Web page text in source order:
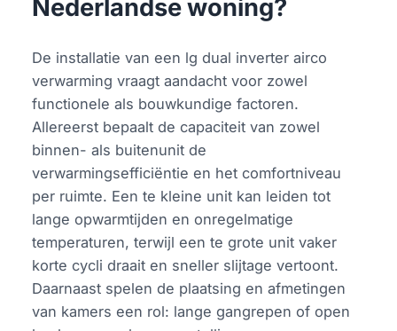
Nederlandse woning?
De installatie van een lg dual inverter airco
verwarming vraagt aandacht voor zowel
functionele als bouwkundige factoren.
Allereerst bepaalt de capaciteit van zowel
binnen- als buitenunit de
verwarmingsefficiëntie en het comfortniveau
per ruimte. Een te kleine unit kan leiden tot
lange opwarmtijden en onregelmatige
temperaturen, terwijl een te grote unit vaker
korte cycli draait en sneller slijtage vertoont.
Daarnaast spelen de plaatsing en afmetingen
van kamers een rol: lange gangrepen of open